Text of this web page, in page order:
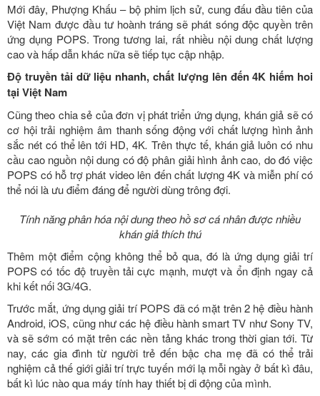
Mới đây, Phượng Khấu – bộ phim lịch sử, cung đấu đầu tiên của
Việt Nam được đầu tư hoành tráng sẽ phát sóng độc quyền trên
ứng dụng POPS. Trong tương lai, rất nhiều nội dung chất lượng
cao và hấp dẫn khác nữa sẽ tiếp tục cập nhập.
Độ truyền tải dữ liệu nhanh, chất lượng lên đến 4K hiếm hoi
tại Việt Nam
Cũng theo chia sẻ của đơn vị phát triển ứng dụng, khán giả sẽ có
cơ hội trải nghiệm âm thanh sống động với chất lượng hình ảnh
sắc nét có thể lên tới HD, 4K. Trên thực tế, khán giả luôn có nhu
cầu cao nguồn nội dung có độ phân giải hình ảnh cao, do đó việc
POPS có hỗ trợ phát video lên đến chất lượng 4K và miễn phí có
thể nói là ưu điểm đáng để người dùng trông đợi.
Tính năng phân hóa nội dung theo hồ sơ cá nhân được nhiều
khán giả thích thú
Thêm một điểm cộng không thể bỏ qua, đó là ứng dụng giải trí
POPS có tốc độ truyền tải cực mạnh, mượt và ổn định ngay cả
khi kết nối 3G/4G.
Trước mắt, ứng dụng giải trí POPS đã có mặt trên 2 hệ điều hành
Android, iOS, cũng như các hệ điều hành smart TV như Sony TV,
và sẽ sớm có mặt trên các nền tảng khác trong thời gian tới. Từ
nay, các gia đình từ người trẻ đến bậc cha mẹ đã có thể trải
nghiệm cả thế giới giải trí trực tuyến mới lạ mỗi ngày ở bất kì đâu,
bất kì lúc nào qua máy tính hay thiết bị di động của mình.